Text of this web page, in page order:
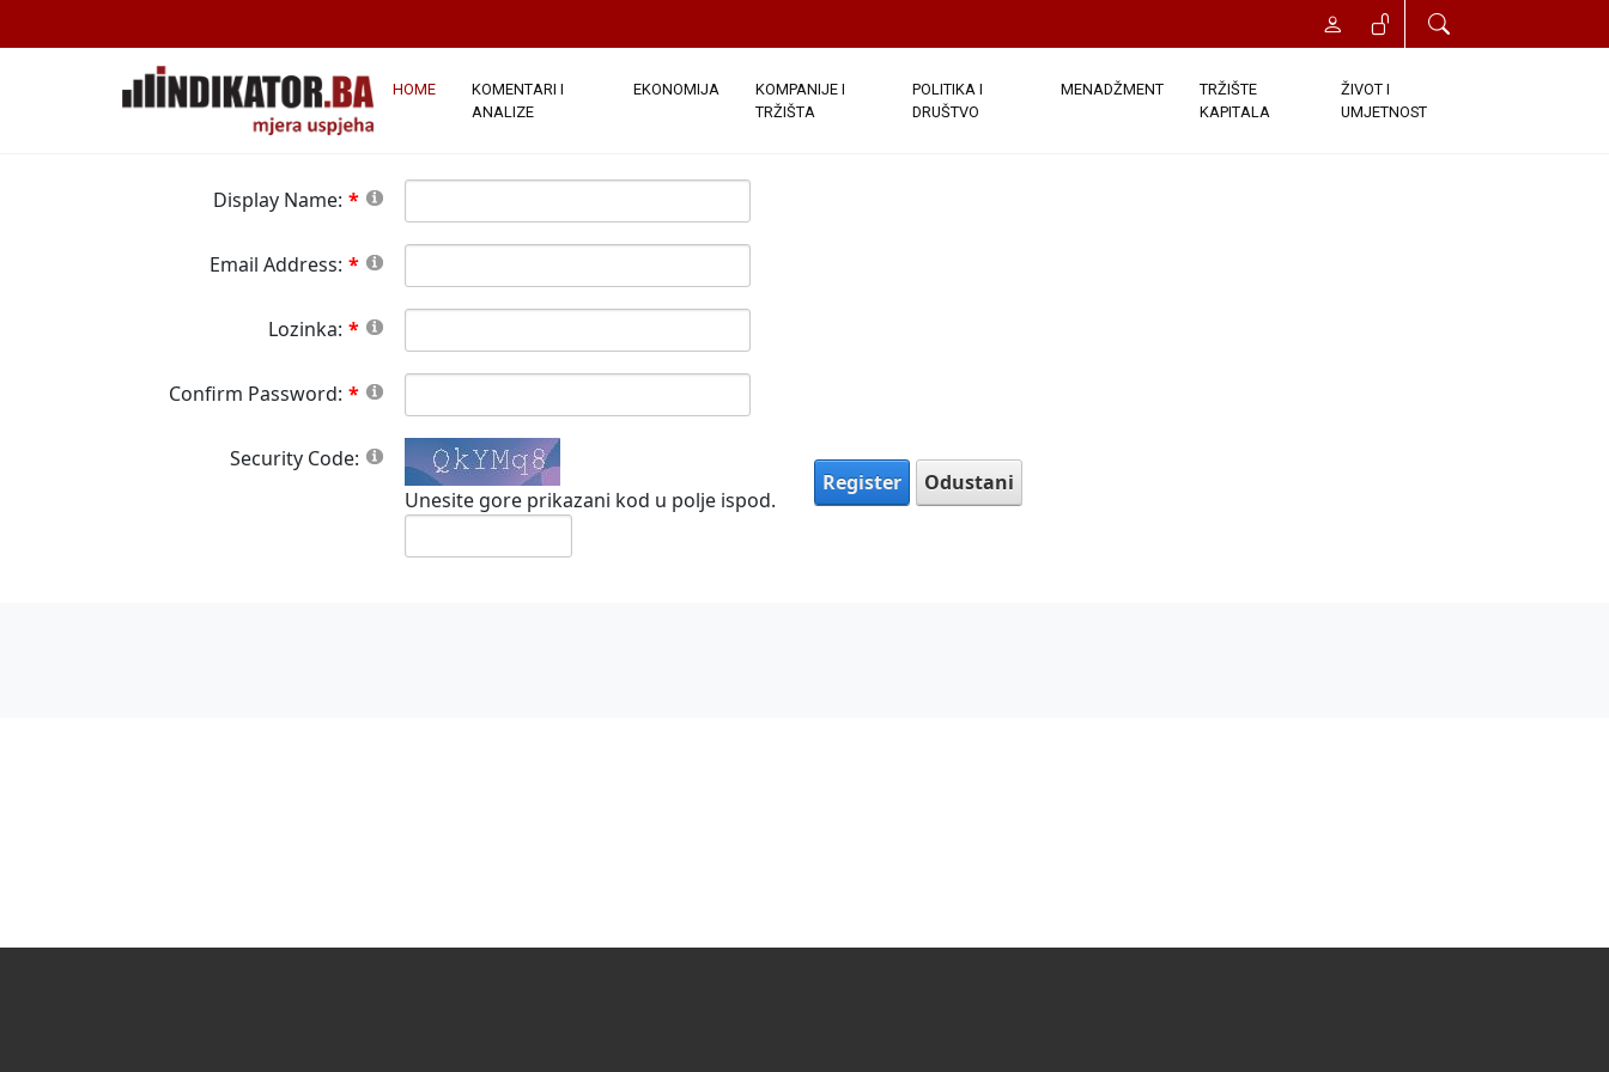
HOME
KOMENTARI I
ANALIZE
EKONOMIJA
KOMPANIJE I
TRŽIŠTA
POLITIKA I
DRUŠTVO
MENADŽMENT
TRŽIŠTE
KAPITALA
ŽIVOT I
UMJETNOST
Članstvo na ovoj stranici je javno. Nakon što su podaci o vašem računu dostavljeni, bit će vam odobren trenutni pristup
stranici.Sva polja označena crvenom zvjezdicom su obavezna.
button please wait until the system responds.)
Display Name:
Email Address:
Lozinka:
Confirm Password:
Security Code:
Unesite gore prikazani kod u polje ispod.
Register Odustani